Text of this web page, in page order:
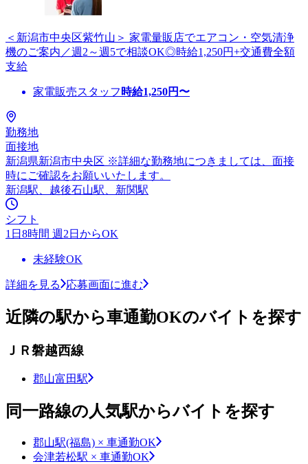
＜新潟市中央区紫竹山＞ 家電量販店でエアコン・空気清浄
機のご案内／週2～週5で相談OK◎時給1,250円+交通費全額
支給
家電販売スタッフ 時給1,250円〜
勤務地
面接地
新潟県新潟市中央区 ※詳細な勤務地につきましては、面接
時にご確認をお願いいたします。
新潟駅、越後石山駅、新関駅
シフト
1日8時間 週2日からOK
未経験OK
詳細を見る 応募画面に進む
近隣の駅から車通勤OKのバイトを探す
ＪＲ磐越西線
郡山富田駅
同一路線の人気駅からバイトを探す
郡山駅(福島) × 車通勤OK
会津若松駅 × 車通勤OK